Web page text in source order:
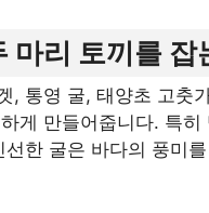
마리 토끼를
, 통영 굴, 태양초 고춧
게 만들어줍니다. 특
한 굴은 바다의 풍미